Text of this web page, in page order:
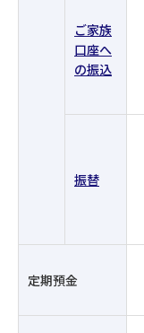
ご家族
口座へ
の振込
振替
定期預金